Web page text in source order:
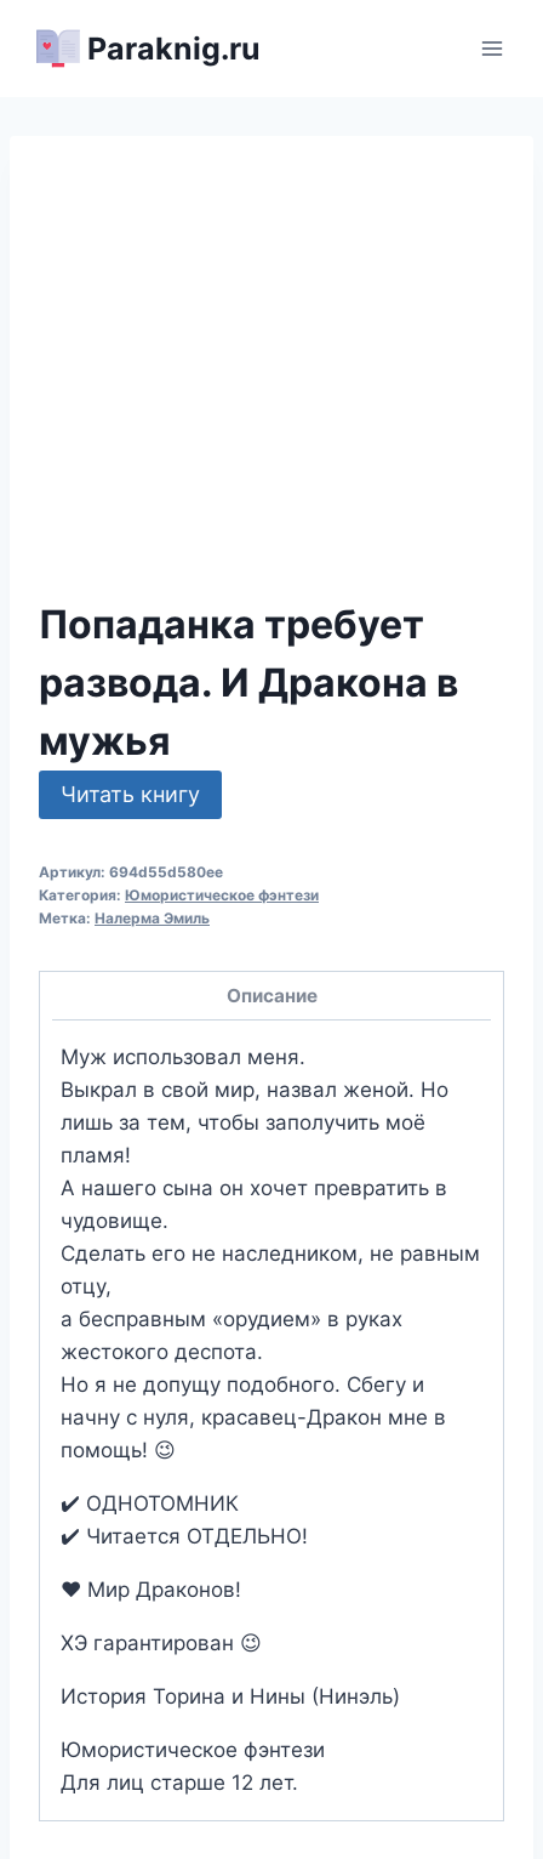
Paraknig.ru
Попаданка требует
развода. И Дракона в
мужья
Читать книгу
Артикул: 694d55d580ee
Категория: Юмористическое фэнтези
Метка: Налерма Эмиль
Описание
Муж использовал меня.
Выкрал в свой мир, назвал женой. Но
лишь за тем, чтобы заполучить моё
пламя!
А нашего сына он хочет превратить в
чудовище.
Сделать его не наследником, не равным
отцу,
а бесправным «орудием» в руках
жестокого деспота.
Но я не допущу подобного. Сбегу и
начну с нуля, красавец-Дракон мне в
помощь! 😉
✔️ ОДНОТОМНИК
✔️ Читается ОТДЕЛЬНО!
❤️ Мир Драконов!
ХЭ гарантирован 😉
История Торина и Нины (Нинэль)
Юмористическое фэнтези
Для лиц старше 12 лет.